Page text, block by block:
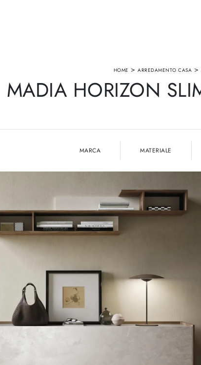
HOME > ARREDAMENTO CASA >
MADIA HORIZON
MARCA MATERIALE